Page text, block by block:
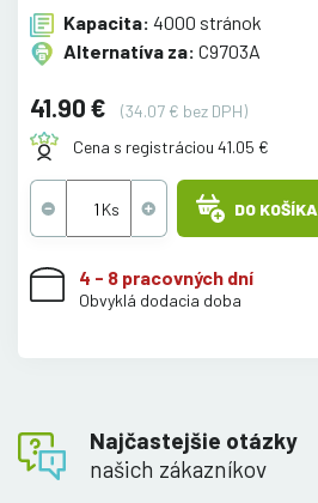
Kapacita: 4000 stránok
Alternatíva za: C9703A
41.90 €
(34.07 € bez DPH)
Cena s registráciou 41.05 €
DO KOŠÍKA
4 - 8 pracovných dní
Obvyklá dodacia doba
Najčastejšie otázky
našich zákazníkov